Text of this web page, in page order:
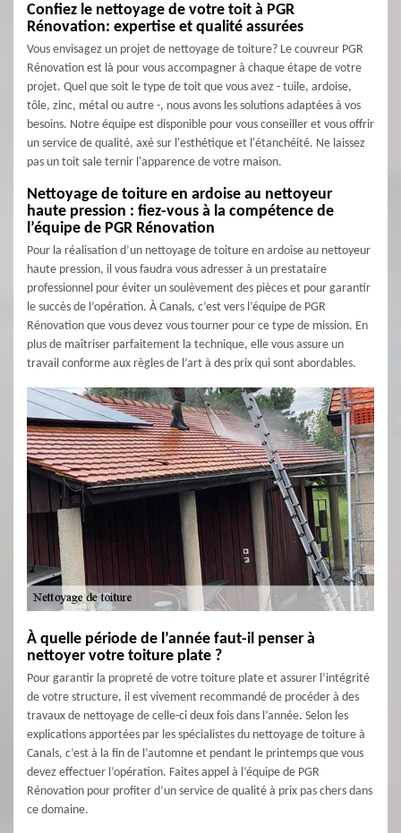
Confiez le nettoyage de votre toit à PGR
Rénovation: expertise et qualité assurées
Vous envisagez un projet de nettoyage de toiture? Le couvreur PGR
Rénovation est là pour vous accompagner à chaque étape de votre
projet. Quel que soit le type de toit que vous avez - tuile, ardoise,
tôle, zinc, métal ou autre -, nous avons les solutions adaptées à vos
besoins. Notre équipe est disponible pour vous conseiller et vous offrir
un service de qualité, axé sur l'esthétique et l'étanchéité. Ne laissez
pas un toit sale ternir l'apparence de votre maison.
Nettoyage de toiture en ardoise au nettoyeur
haute pression : fiez-vous à la compétence de
l’équipe de PGR Rénovation
Pour la réalisation d’un nettoyage de toiture en ardoise au nettoyeur
haute pression, il vous faudra vous adresser à un prestataire
professionnel pour éviter un soulèvement des pièces et pour garantir
le succès de l’opération. À Canals, c’est vers l’équipe de PGR
Rénovation que vous devez vous tourner pour ce type de mission. En
plus de maîtriser parfaitement la technique, elle vous assure un
travail conforme aux règles de l’art à des prix qui sont abordables.
À quelle période de l’année faut-il penser à
nettoyer votre toiture plate ?
Pour garantir la propreté de votre toiture plate et assurer l’intégrité
de votre structure, il est vivement recommandé de procéder à des
travaux de nettoyage de celle-ci deux fois dans l’année. Selon les
explications apportées par les spécialistes du nettoyage de toiture à
Canals, c’est à la fin de l’automne et pendant le printemps que vous
devez effectuer l’opération. Faites appel à l’équipe de PGR
Rénovation pour profiter d’un service de qualité à prix pas chers dans
ce domaine.